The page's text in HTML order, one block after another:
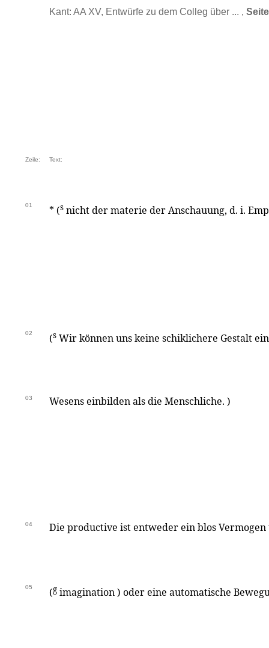
Kant: AA XV, Entwürfe zu dem Colleg über ... ,
Zeile: Text:
01 * (s nicht der materie der Anschauung, d. i.
02 (s Wir können uns keine schiklichere Gestalt
03 Wesens einbilden als die Menschliche. )
04 Die productive ist entweder ein blos
05 (g imagination ) oder eine automatische